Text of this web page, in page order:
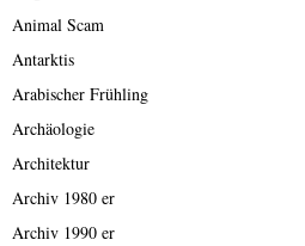
Animal Scam
Antarktis
Arabischer Frühling
Archäologie
Architektur
Archiv 1980 er
Archiv 1990 er